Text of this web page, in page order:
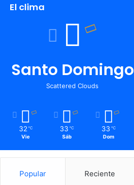
El clima
Santo Domingo
Scattered Clouds
32 ℃
Vie
33 ℃
Sáb
33 ℃
Dom
Popular Reciente